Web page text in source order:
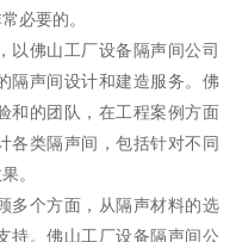
必要的。
以佛山工厂设备隔声间公司
隔声间设计和建造服务。佛
和的团队，在工程案例方面
各类隔声间，包括针对不同
。
多个方面，从隔声材料的选
持。佛山工厂设备隔声间公